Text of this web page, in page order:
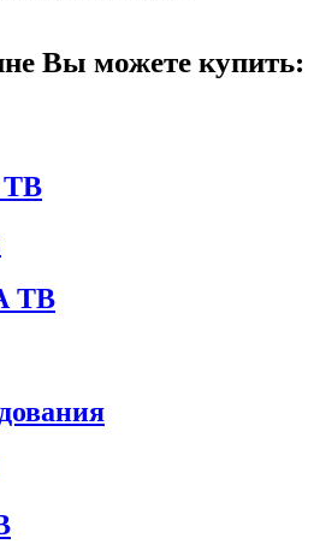
Вы можете купить:
ТВ